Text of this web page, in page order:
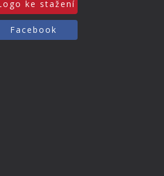
ke stažení
Facebook